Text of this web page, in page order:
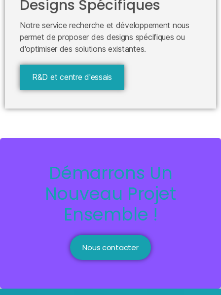
Designs Spécifiques
Notre service recherche et développement nous
permet de proposer des designs spécifiques ou
d'optimiser des solutions existantes.
R&D et centre d'essais
Démarrons Un
Nouveau Projet
Ensemble !
Nous contacter